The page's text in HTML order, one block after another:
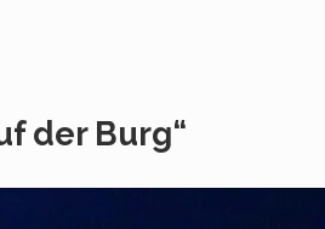
der Burg“